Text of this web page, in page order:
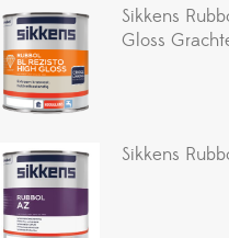
Sikkens
Gloss
Sikkens